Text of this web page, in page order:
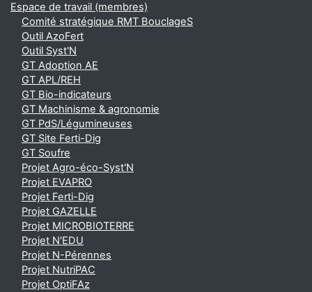
Espace de travail (membres)
Comité stratégique RMT BouclageS
Outil AzoFert
Outil Syst'N
GT Adoption AE
GT APL/REH
GT Bio-indicateurs
GT Machinisme & agronomie
GT PdS/Légumineuses
GT Site Ferti-Dig
GT Soufre
Projet Agro-éco-Syst'N
Projet EVAPRO
Projet Ferti-Dig
Projet GAZELLE
Projet MICROBIOTERRE
Projet N'EDU
Projet N-Pérennes
Projet NutriPAC
Projet OptiFAz